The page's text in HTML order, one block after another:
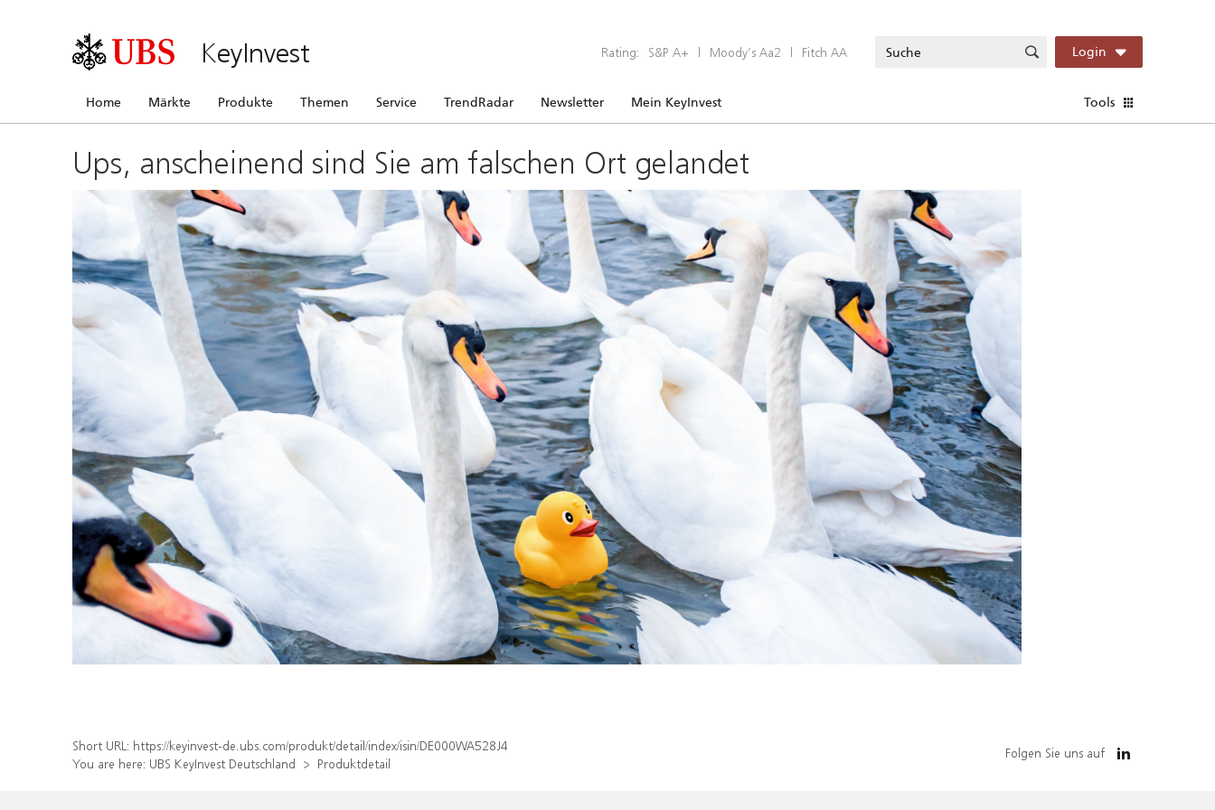
KeyInvest Rating: S&P A+ | Moody’s Aa2 | Fitch AA Login
Home Märkte Produkte Themen Service TrendRadar Newsletter Mein KeyInvest Tools
Ups, anscheinend sind Sie am falschen Ort gelandet
Short URL: https://keyinvest-de.ubs.com/produkt/detail/index/isin/DE000WA528J4
You are here: UBS KeyInvest Deutschland Produktdetail
Folgen Sie uns auf